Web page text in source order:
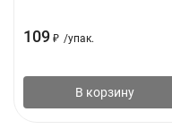
109 ₽ /упак.
В корзину